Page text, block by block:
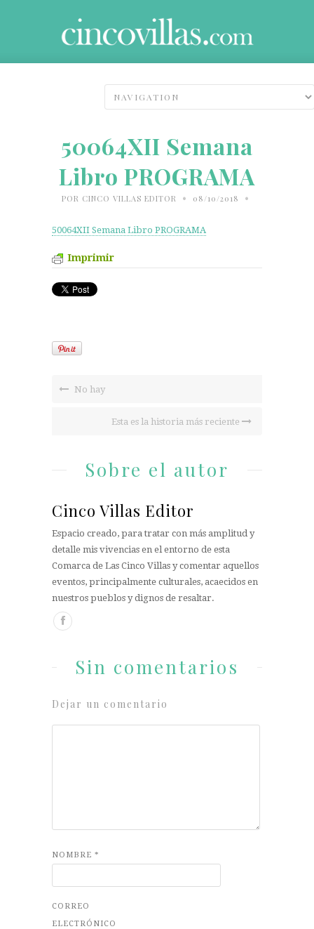
50064XII Semana
Libro PROGRAMA
POR CINCO VILLAS EDITOR • 08/10/2018 •
50064XII Semana Libro PROGRAMA
Imprimir
No hay
Esta es la historia más reciente
Sobre el autor
Cinco Villas Editor
Espacio creado, para tratar con más amplitud y
detalle mis vivencias en el entorno de esta
Comarca de Las Cinco Villas y comentar aquellos
eventos, principalmente culturales, acaecidos en
nuestros pueblos y dignos de resaltar.
Sin comentarios
Dejar un comentario
NOMBRE *
CORREO
ELECTRÓNICO